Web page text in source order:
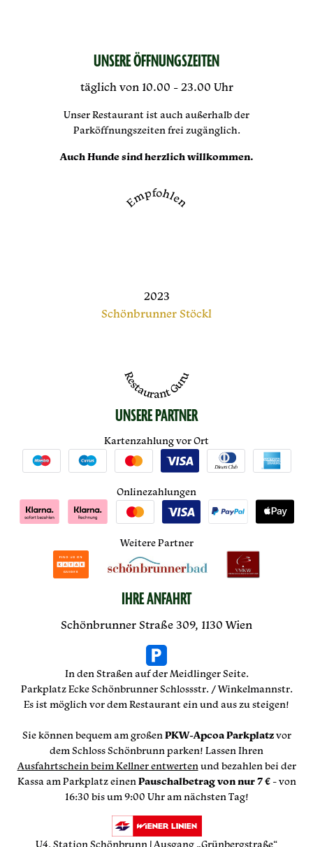
UNSERE ÖFFNUNGSZEITEN
täglich von 10.00 - 23.00 Uhr
Unser Restaurant ist auch außerhalb der
Parköffnungszeiten frei zugänglich.
Auch Hunde sind herzlich willkommen.
Empfohlen
2023
Schönbrunner Stöckl
Restaurant Guru
UNSERE PARTNER
Kartenzahlung vor Ort
Onlinezahlungen
Weitere Partner
IHRE ANFAHRT
Schönbrunner Straße 309, 1130 Wien
In den Straßen auf der Meidlinger Seite.
Parkplatz Ecke Schönbrunner Schlossstr. / Winkelmannstr.
Es ist möglich vor dem Restaurant ein und aus zu steigen!
Sie können bequem am großenPKW-Apcoa Parkplatzvor
dem Schloss Schönbrunn parken! Lassen Ihren
Ausfahrtschein beim Kellner entwertenund bezahlen bei der
Kassa am Parkplatz einenPauschalbetrag von nur 7 €- von
16:30 bis um 9:00 Uhr am nächsten Tag!
U4, Station Schönbrunn | Ausgang „Grünbergstraße“